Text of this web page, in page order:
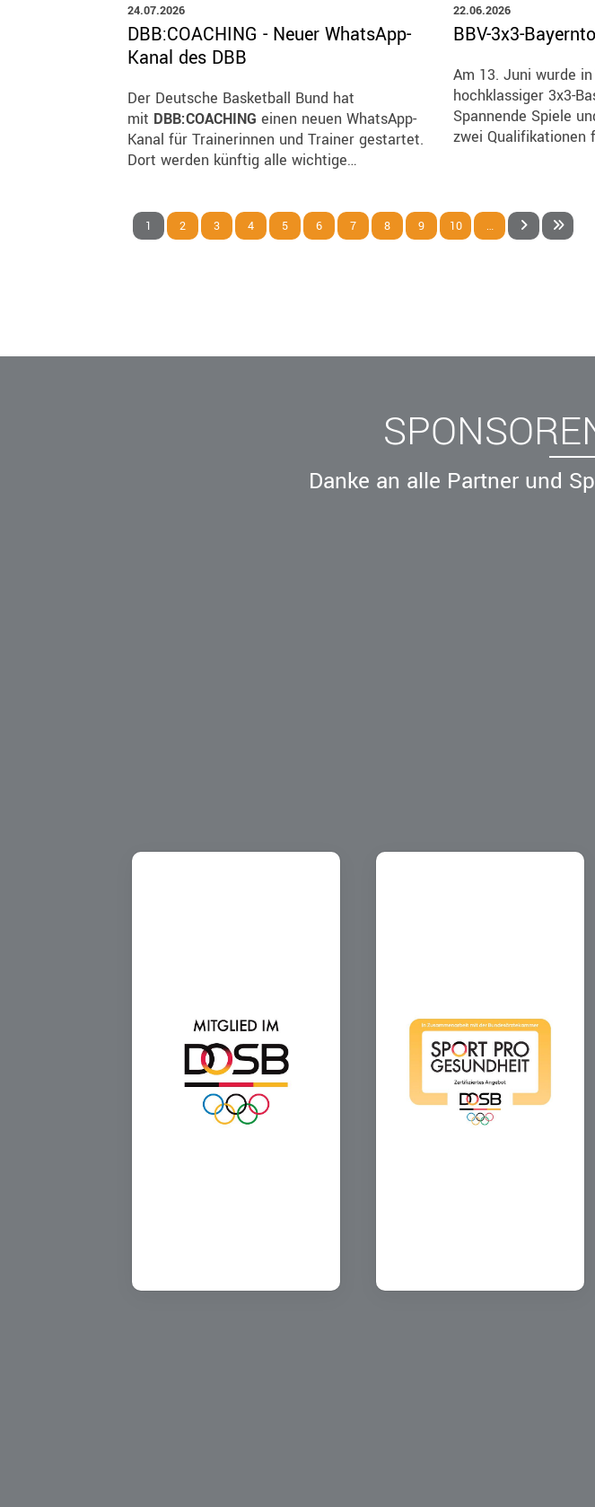
24.07.2026
DBB:COACHING - Neuer WhatsApp-
Kanal des DBB
Der Deutsche Basketball Bund hat
mit DBB:COACHING einen neuen WhatsApp-
Kanal für Trainerinnen und Trainer gestartet.
Dort werden künftig alle wichtige…
22.06.2026
BBV-3x3-
Am 13. Juni wurde
hochklassiger 3x3-
Spannende Spiele
zwei Qualifikationen
1 2 3 4 5 6 7 8 9 10 …
Danke an alle Partner und